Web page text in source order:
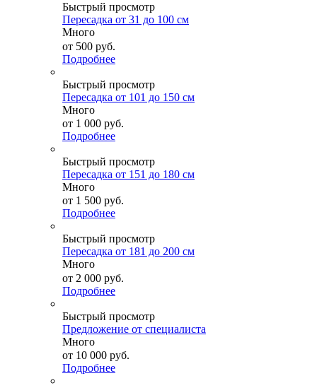
Быстрый просмотр
Пересадка от 31 до 100 см
Много
от 500 руб.
Подробнее
Быстрый просмотр
Пересадка от 101 до 150 см
Много
от 1 000 руб.
Подробнее
Быстрый просмотр
Пересадка от 151 до 180 см
Много
от 1 500 руб.
Подробнее
Быстрый просмотр
Пересадка от 181 до 200 см
Много
от 2 000 руб.
Подробнее
Быстрый просмотр
Предложение от специалиста
Много
от 10 000 руб.
Подробнее